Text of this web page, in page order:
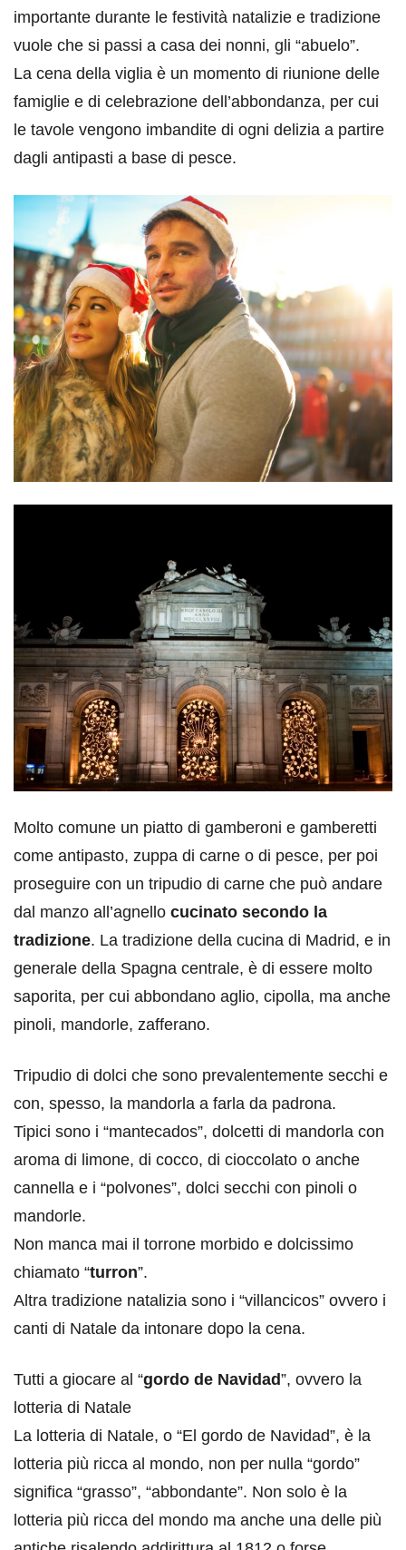
importante durante le festività natalizie e tradizione
vuole che si passi a casa dei nonni, gli “abuelo”.
La cena della viglia è un momento di riunione delle
famiglie e di celebrazione dell’abbondanza, per cui
le tavole vengono imbandite di ogni delizia a partire
dagli antipasti a base di pesce.
Molto comune un piatto di gamberoni e gamberetti
come antipasto, zuppa di carne o di pesce, per poi
proseguire con un tripudio di carne che può andare
dal manzo all’agnello cucinato secondo la
tradizione. La tradizione della cucina di Madrid, e in
generale della Spagna centrale, è di essere molto
saporita, per cui abbondano aglio, cipolla, ma anche
pinoli, mandorle, zafferano.
Tripudio di dolci che sono prevalentemente secchi e
con, spesso, la mandorla a farla da padrona.
Tipici sono i “mantecados”, dolcetti di mandorla con
aroma di limone, di cocco, di cioccolato o anche
cannella e i “polvones”, dolci secchi con pinoli o
mandorle.
Non manca mai il torrone morbido e dolcissimo
chiamato “turron”.
Altra tradizione natalizia sono i “villancicos” ovvero i
canti di Natale da intonare dopo la cena.
Tutti a giocare al “gordo de Navidad”, ovvero la
lotteria di Natale
La lotteria di Natale, o “El gordo de Navidad”, è la
lotteria più ricca al mondo, non per nulla “gordo”
significa “grasso”, “abbondante”. Non solo è la
lotteria più ricca del mondo ma anche una delle più